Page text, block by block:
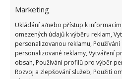
Marketing
Ukládání a/nebo přístup k
omezených údajů k výběru reklam,
personalizovanou reklamu,
personalizované reklamy, Vytváření
obsah, Používání profilů pro výběr
Rozvoj a zlepšování služeb, Použití
s mastnotou z oblečení
oblečení vyperete, mastnota
žádnou stopu.